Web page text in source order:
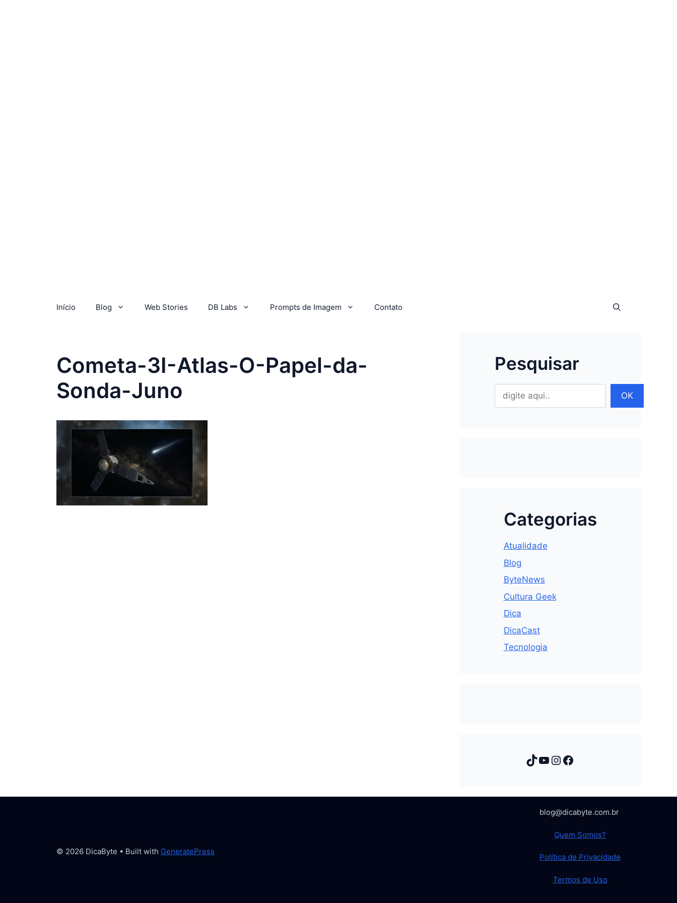
Início Blog Web Stories DB Labs Prompts de Imagem Contato
Cometa-3I-Atlas-O-Papel-da-
Sonda-Juno
Pesquisar
Pesquisar
OK
Categorias
Atualidade
Blog
ByteNews
Cultura Geek
Dica
DicaCast
Tecnologia
TikTok
Youtube
Instagram
Facebook
blog@dicabyte.com.br
Quem Somos?
Política de Privacidade
Termos de Uso
© 2026 DicaByte • Built with GeneratePress